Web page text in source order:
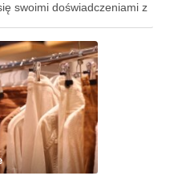
swoimi doświadczeniami z
wartościowego …